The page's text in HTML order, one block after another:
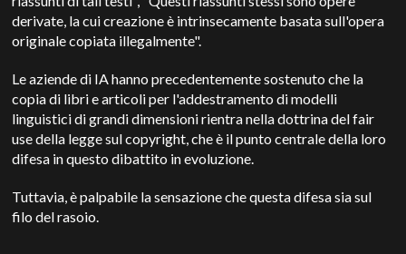
derivate, la cui creazione è intrinsecamente basata sull'opera
originale copiata illegalmente".
Le aziende di IA hanno precedentemente sostenuto che la
copia di libri e articoli per l'addestramento di modelli
linguistici di grandi dimensioni rientra nella dottrina del fair
use della legge sul copyright, che è il punto centrale della loro
difesa in questo dibattito in evoluzione.
Tuttavia, è palpabile la sensazione che questa difesa sia sul
filo del rasoio.